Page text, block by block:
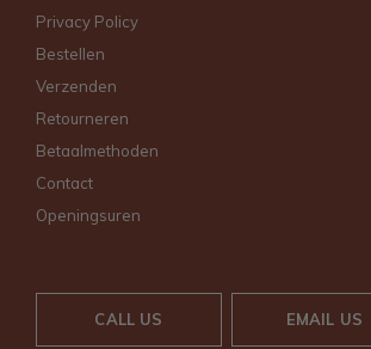
Privacy Policy
Bestellen
Verzenden
Retourneren
Betaalmethoden
Contact
Openingsuren
CALL US EMAIL US